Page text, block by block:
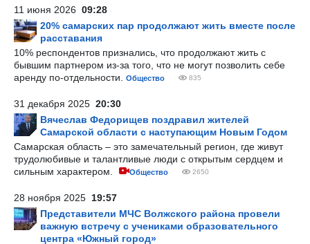
11 июня 2026 09:28
20% самарских пар продолжают жить вместе после
расставания
10% респондентов признались, что продолжают жить с
бывшим партнером из-за того, что не могут позволить себе
аренду по-отдельности.
Общество 835
31 декабря 2025 20:30
Вячеслав Федорищев поздравил жителей
Самарской области с наступающим Новым Годом
Самарская область – это замечательный регион, где живут
трудолюбивые и талантливые люди с открытым сердцем и
сильным характером.
Общество 2650
28 ноября 2025 19:57
Представители МЧС Волжского района провели
важную встречу с учениками образовательного
центра «Южный город»